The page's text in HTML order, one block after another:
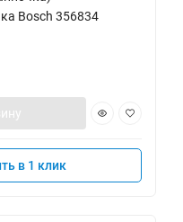
Bosch 356834
в 1 клик